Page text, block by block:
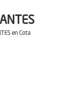
en Cota